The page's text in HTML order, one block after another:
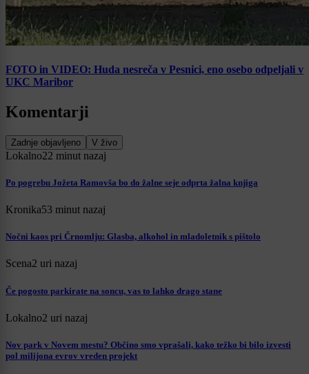
FOTO in VIDEO: Huda nesreča v Pesnici, eno osebo odpeljali v
UKC Maribor
Komentarji
Zadnje objavljeno V živo
Lokalno22 minut nazaj
Po pogrebu Jožeta Ramovša bo do žalne seje odprta žalna knjiga
Kronika53 minut nazaj
Nočni kaos pri Črnomlju: Glasba, alkohol in mladoletnik s pištolo
Scena2 uri nazaj
Če pogosto parkirate na soncu, vas to lahko drago stane
Lokalno2 uri nazaj
Nov park v Novem mestu? Občino smo vprašali, kako težko bi bilo izvesti
pol milijona evrov vreden projekt